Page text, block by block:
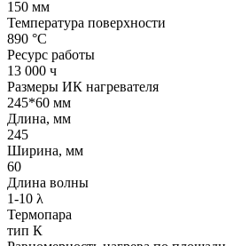
150 мм
Температура поверхности
890 °С
Ресурс работы
13 000 ч
Размеры ИК нагревателя
245*60 мм
Длина, мм
245
Ширина, мм
60
Длина волны
1-10 λ
Термопара
тип К